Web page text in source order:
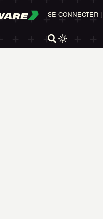
SE CONNECTER |